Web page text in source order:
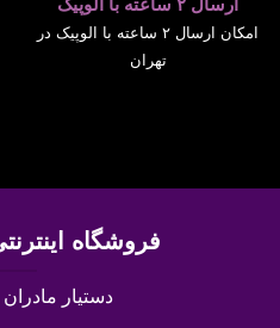
ارسال ۲ ساعته با الوپیک
امکان ارسال ۲ ساعته با الوپیک در
تهران
فروشگاه
دستیار